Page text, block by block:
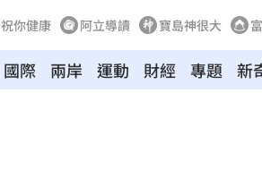
祝你健康 阿立導讀 寶島神很大
國際 兩岸 運動 財經 專題 新